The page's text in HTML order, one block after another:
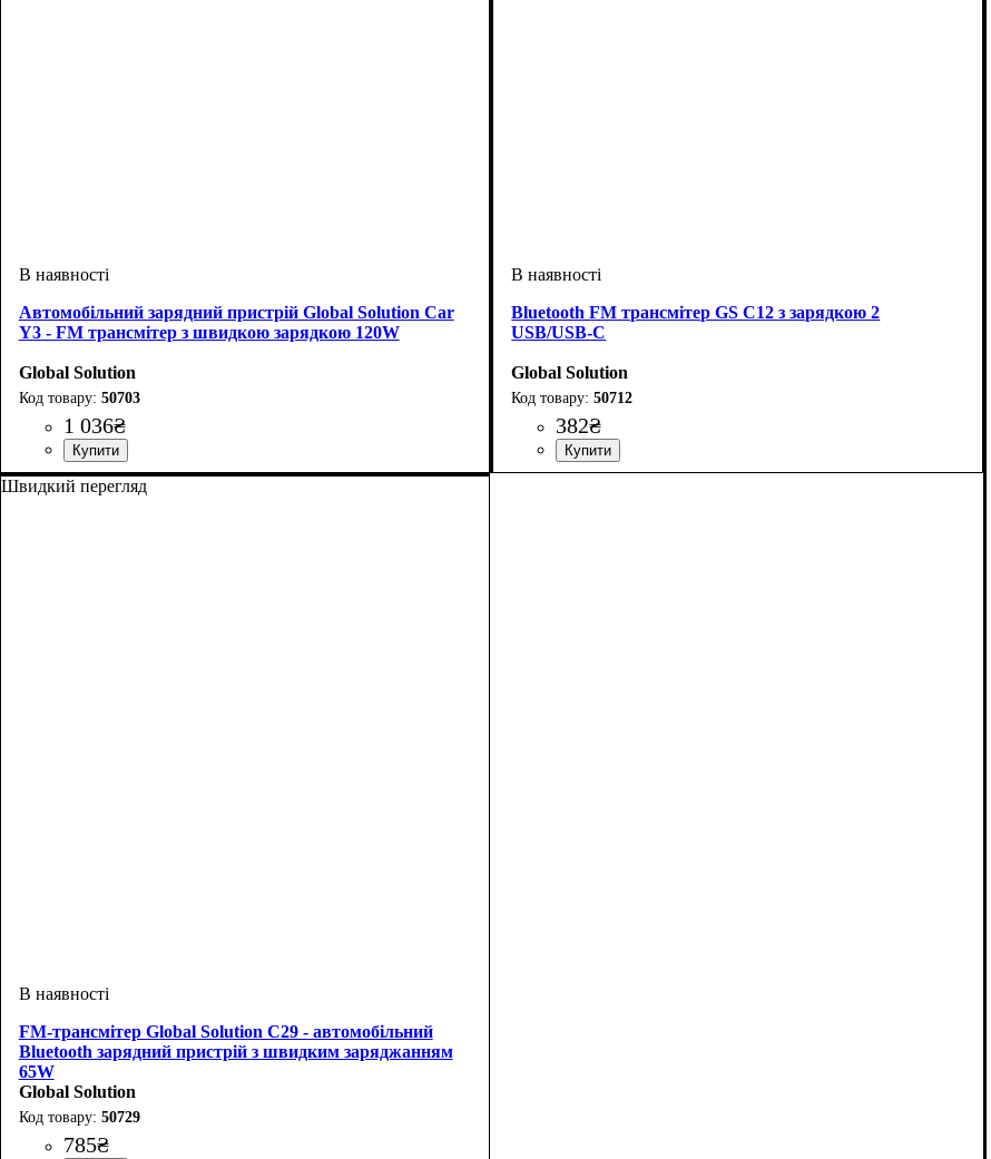
Автомобільний зарядний пристрій Global Solution Car
Y3 - FM трансмітер з швидкою зарядкою 120W
Global Solution
50703
1 036₴
Bluetooth FM трансмітер GS C12 з зарядкою 2
USB/USB-C
Global Solution
50712
382₴
Швидкий перегляд
FM-трансмітер Global Solution C29 - автомобільний
Bluetooth зарядний пристрій з швидким заряджанням
65W
Global Solution
50729
785₴